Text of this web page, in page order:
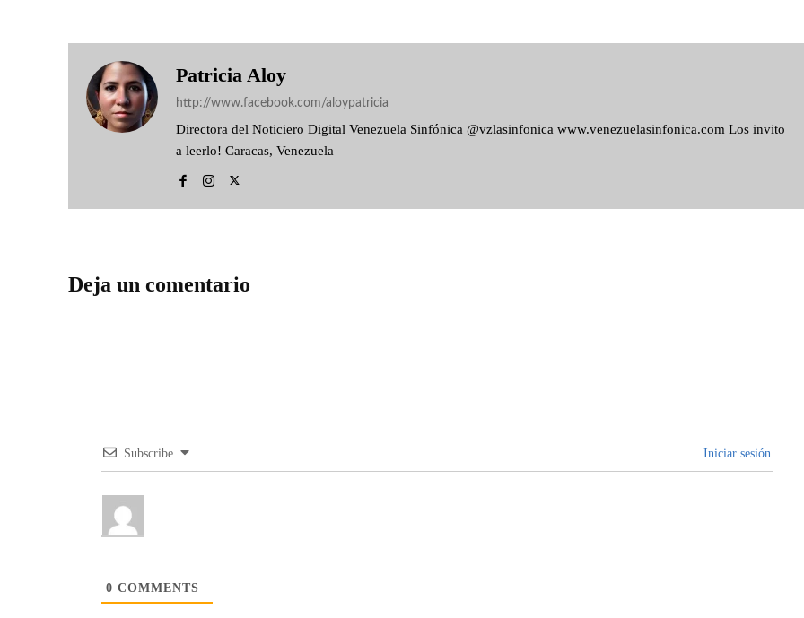
Patricia Aloy
http://www.facebook.com/aloypatricia
Directora del Noticiero Digital Venezuela Sinfónica @vzlasinfonica www.venezuelasinfonica.com Los invito
a leerlo! Caracas, Venezuela
Deja un comentario
Subscribe Iniciar sesión
0 COMMENTS